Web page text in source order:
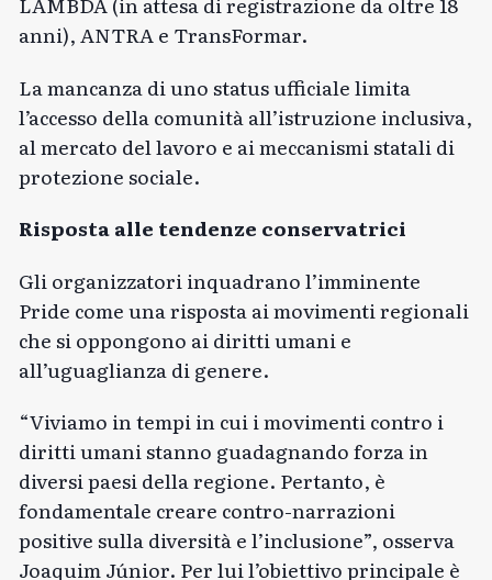
anni), ANTRA e TransFormar.
La mancanza di uno status ufficiale limita
l’accesso della comunità all’istruzione inclusiva,
al mercato del lavoro e ai meccanismi statali di
protezione sociale.
Risposta alle tendenze conservatrici
Gli organizzatori inquadrano l’imminente
Pride come una risposta ai movimenti regionali
che si oppongono ai diritti umani e
all’uguaglianza di genere.
“Viviamo in tempi in cui i movimenti contro i
diritti umani stanno guadagnando forza in
diversi paesi della regione. Pertanto, è
fondamentale creare contro-narrazioni
positive sulla diversità e l’inclusione”, osserva
Joaquim Júnior. Per lui l’obiettivo principale è